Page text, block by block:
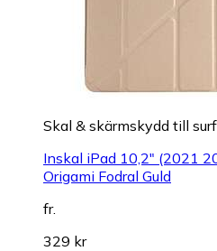
Skal & skärmskydd till
Inskal iPad 10,2" (2021
Origami Fodral Guld
fr.
329 kr